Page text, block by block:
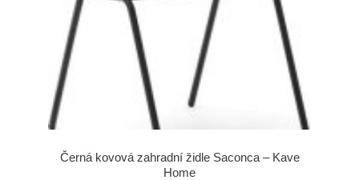
Černá kovová zahradní židle Saconca – Kave
Home